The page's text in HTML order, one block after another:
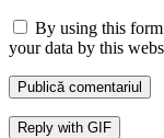
By using this
your data by this
Publică comentariul
Reply with GIF